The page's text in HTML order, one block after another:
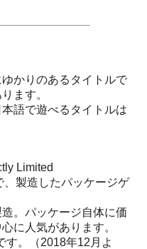
かりのあるタイトルで
ます。
語で遊べるタイトルは
Limited
製造したパッケージゲ
。パッケージ自体に価
に人気があります。
す。（2018年12月よ